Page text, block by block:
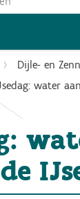
Dijle- en
water